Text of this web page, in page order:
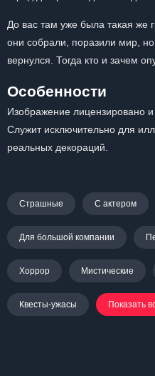
До вас там уже была такая же
они собрали, поразили мир, но
вернулся. Тогда кто и зачем
Особенности
Изображение лицензировано
Служит исключительно для
реальных декораций.
Страшные С актером
Для большой компании
Хоррор Мистические
Квесты-ужасы Показать